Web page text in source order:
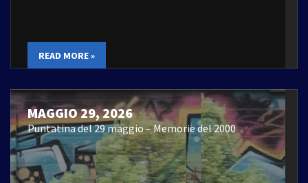
READ MORE »
MAGGIO 29, 2026
Puntatina del 29 maggio – Memorie del 2000